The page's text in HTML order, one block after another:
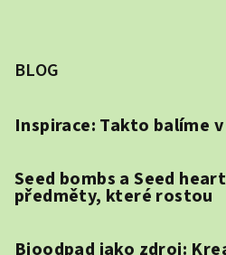
BLOG
Inspirace: Takto balíme
Seed bombs a Seed
předměty, které rostou
Bioodpad jako zdroj: